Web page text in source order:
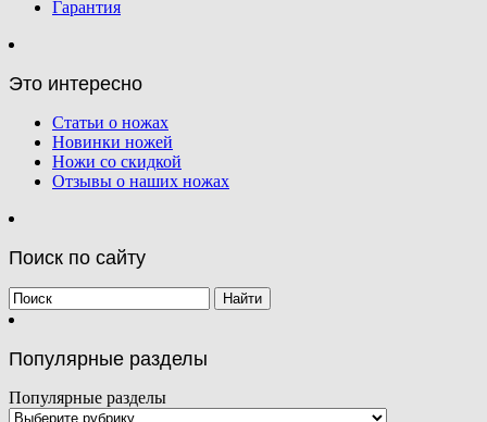
Гарантия
Это интересно
Статьи о ножах
Новинки ножей
Ножи со скидкой
Отзывы о наших ножах
Поиск по сайту
Популярные разделы
Популярные разделы